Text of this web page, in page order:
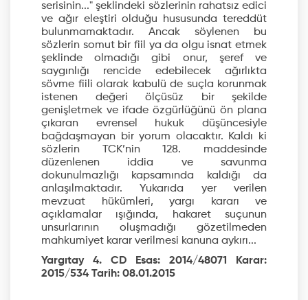
serisinin..." şeklindeki sözlerinin rahatsız edici
ve ağır eleştiri olduğu hususunda tereddüt
bulunmamaktadır. Ancak söylenen bu
sözlerin somut bir fiil ya da olgu isnat etmek
şeklinde olmadığı gibi onur, şeref ve
saygınlığı rencide edebilecek ağırlıkta
sövme fiili olarak kabulü de suçla korunmak
istenen değeri ölçüsüz bir şekilde
genişletmek ve ifade özgürlüğünü ön plana
çıkaran evrensel hukuk düşüncesiyle
bağdaşmayan bir yorum olacaktır. Kaldı ki
sözlerin TCK’nin 128. maddesinde
düzenlenen iddia ve savunma
dokunulmazlığı kapsamında kaldığı da
anlaşılmaktadır. Yukarıda yer verilen
mevzuat hükümleri, yargı kararı ve
açıklamalar ışığında, hakaret suçunun
unsurlarının oluşmadığı gözetilmeden
mahkumiyet karar verilmesi kanuna aykırı...
Yargıtay 4. CD Esas: 2014/48071 Karar:
2015/534 Tarih: 08.01.2015